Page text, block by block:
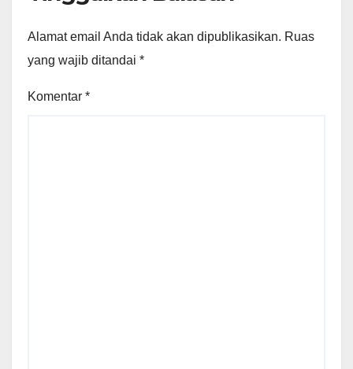
Alamat email Anda tidak akan dipublikasikan. Ruas
yang wajib ditandai *
Komentar *